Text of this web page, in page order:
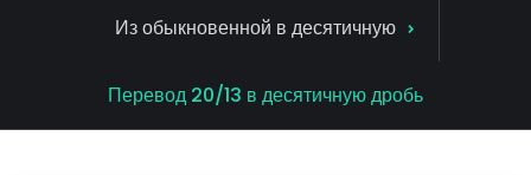
Из обыкновенной в десятичную
Перевод 20/13 в десятичную дробь